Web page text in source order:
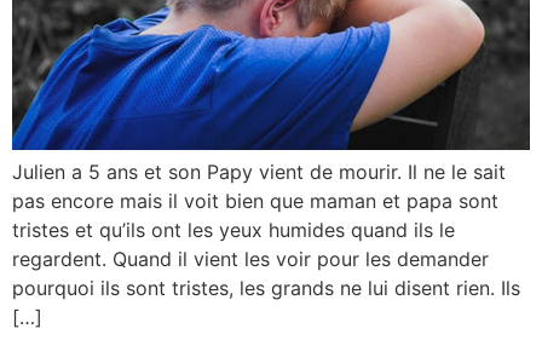
Julien a 5 ans et son Papy vient de mourir. Il ne le sait
pas encore mais il voit bien que maman et papa sont
tristes et qu’ils ont les yeux humides quand ils le
regardent. Quand il vient les voir pour les demander
pourquoi ils sont tristes, les grands ne lui disent rien. Ils
[…]